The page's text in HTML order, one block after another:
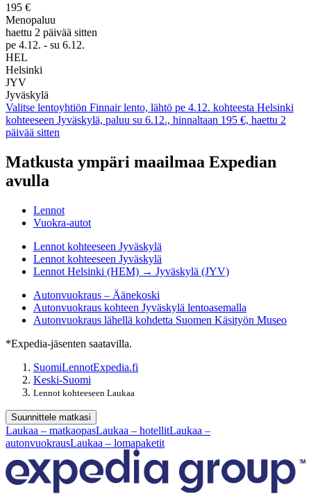
195 €
Menopaluu
haettu 2 päivää sitten
pe 4.12. - su 6.12.
HEL
Helsinki
JYV
Jyväskylä
Valitse lentoyhtiön Finnair lento, lähtö pe 4.12. kohteesta Helsinki
kohteeseen Jyväskylä, paluu su 6.12., hinnaltaan 195 €, haettu 2
päivää sitten
Matkusta ympäri maailmaa Expedian
avulla
Lennot
Vuokra-autot
Lennot kohteeseen Jyväskylä
Lennot kohteeseen Jyväskylä
Lennot Helsinki (HEM) → Jyväskylä (JYV)
Autonvuokraus – Äänekoski
Autonvuokraus kohteen Jyväskylä lentoasemalla
Autonvuokraus lähellä kohdetta Suomen Käsityön Museo
*Expedia-jäsenten saatavilla.
SuomiLennotExpedia.fi
Keski-Suomi
Lennot kohteeseen Laukaa
Suunnittele matkasi
Laukaa – matkaopasLaukaa – hotellitLaukaa –
autonvuokrausLaukaa – lomapaketit